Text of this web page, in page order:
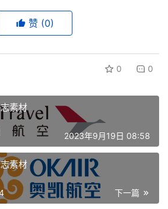
赞 (0)
0 0
素材
2023年9月19日 08:58
素材
下一篇